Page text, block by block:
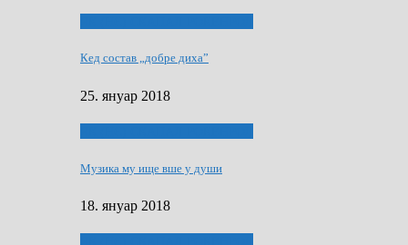
Кед состав „добре диха”
25. януар 2018
Музика му ище вше у души
18. януар 2018